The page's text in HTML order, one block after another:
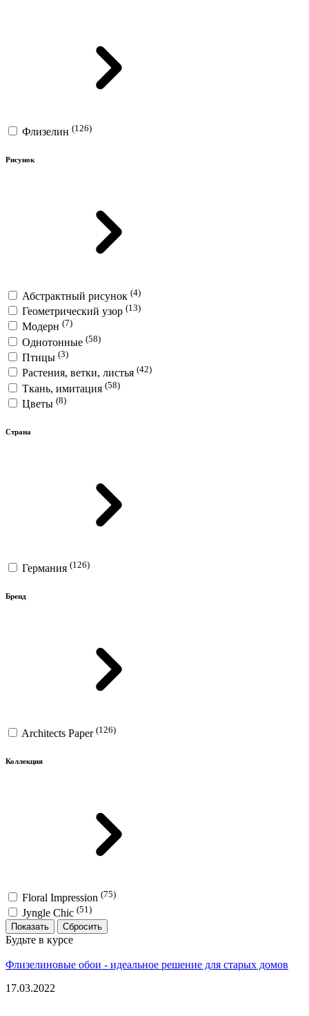
Флизелин (126)
Рисунок
Абстрактный рисунок (4)
Геометрический узор (13)
Модерн (7)
Однотонные (58)
Птицы (3)
Растения, ветки, листья (42)
Ткань, имитация (58)
Цветы (8)
Страна
Германия (126)
Бренд
Architects Paper (126)
Коллекция
Floral Impression (75)
Jyngle Chic (51)
Показать
Будьте в курсе
Флизелиновые обои - идеальное решение для старых домов
17.03.2022